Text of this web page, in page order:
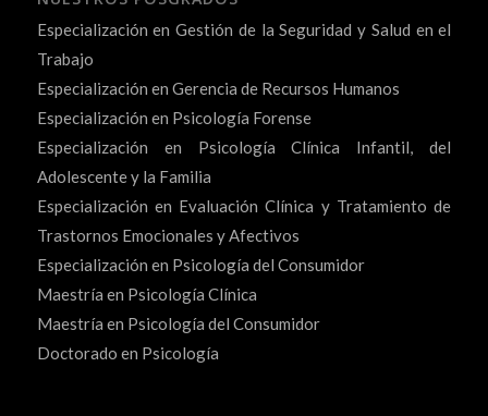
Especialización en Gestión de la Seguridad y Salud en el
Trabajo
Especialización en Gerencia de Recursos Humanos
Especialización en Psicología Forense
Especialización en Psicología Clínica Infantil, del
Adolescente y la Familia
Especialización en Evaluación Clínica y Tratamiento de
Trastornos Emocionales y Afectivos
Especialización en Psicología del Consumidor
Maestría en Psicología Clínica
Maestría en Psicología del Consumidor
Doctorado en Psicología